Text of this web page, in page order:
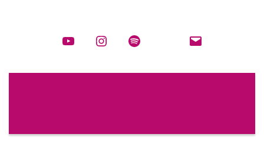
YouTube Instagram